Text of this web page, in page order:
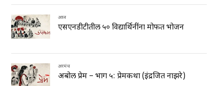
आज
एसएनडीटीतील ५० विद्यार्थिनींना मोफत भोजन
अक्षरमंच
अबोल प्रेम – भाग ५: प्रेमकथा (इंद्रजित नाझरे)